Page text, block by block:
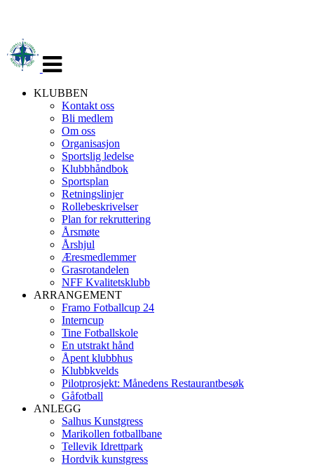
navigasjon
KLUBBEN
Kontakt oss
Bli medlem
Om oss
Organisasjon
Sportslig ledelse
Klubbhåndbok
Sportsplan
Retningslinjer
Rollebeskrivelser
Plan for rekruttering
Årsmøte
Årshjul
Æresmedlemmer
Grasrotandelen
NFF Kvalitetsklubb
ARRANGEMENT
Framo Fotballcup 24
Interncup
Tine Fotballskole
En utstrakt hånd
Åpent klubbhus
Klubbkvelds
Pilotprosjekt: Månedens Restaurantbesøk
Gåfotball
ANLEGG
Salhus Kunstgress
Marikollen fotballbane
Tellevik Idrettpark
Hordvik kunstgress